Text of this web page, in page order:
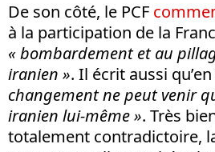
De son côté, le PCF
à la participation de la
« bombardement et au
iranien ». Il écrit aussi
changement ne peut venir
iranien lui-même ». Très
totalement contradictoire,